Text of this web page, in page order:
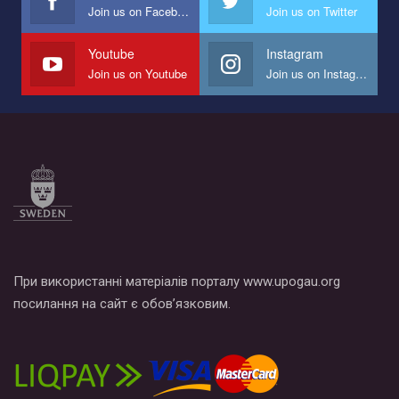
Мы просим вас поддержать нас и помочь нам реализовать
наш план по борьбе с насилием и дискриминацией на почве
СОГИ в Украине.
Все, что вам нужно сделать - это зайти на наш канал YouTube
Join us on Facebook Join us on Twitter
Youtube
Join us on Youtube
Instagram
Join us on Instagram
При використанні матеріалів порталу www.upogau.org
посилання на сайт є обов’язковим.